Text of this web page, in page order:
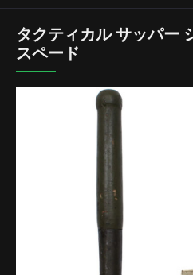
タクティカル サッパー
スペード